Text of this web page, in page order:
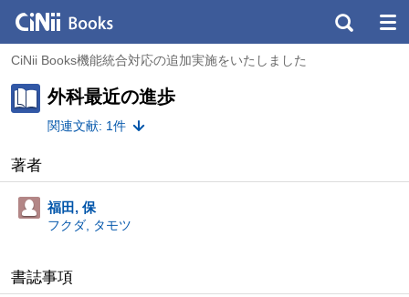
CiNii Books機能統合対応の追加実施をいたしました
外科最近の進歩
関連文献: 1件
著者
福田, 保
フクダ, タモツ
書誌事項